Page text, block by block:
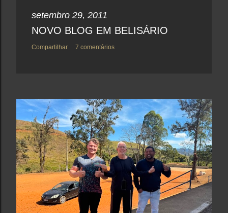
setembro 29, 2011
NOVO BLOG EM BELISÁRIO
Compartilhar 7 comentários